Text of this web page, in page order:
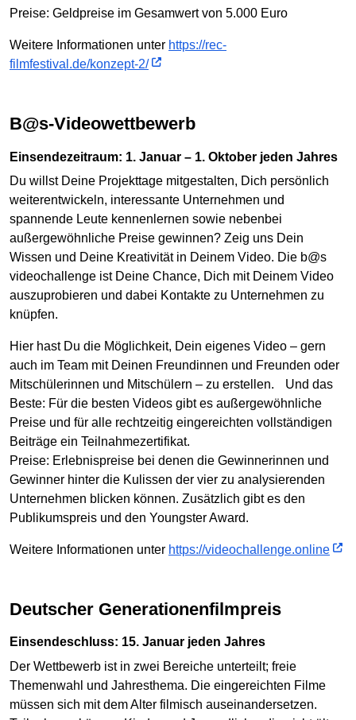
Preise: Geldpreise im Gesamwert von 5.000 Euro
Weitere Informationen unter https://rec-
filmfestival.de/konzept-2/
b@s-Videowettbewerb
Einsendezeitraum: 1. Januar – 1. Oktober jeden Jahres
Du willst Deine Projekttage mitgestalten, Dich persönlich
weiterentwickeln, interessante Unternehmen und
spannende Leute kennenlernen sowie nebenbei
außergewöhnliche Preise gewinnen? Zeig uns Dein
Wissen und Deine Kreativität in Deinem Video. Die b@s
videochallenge ist Deine Chance, Dich mit Deinem Video
auszuprobieren und dabei Kontakte zu Unternehmen zu
knüpfen.
Hier hast Du die Möglichkeit, Dein eigenes Video – gern
auch im Team mit Deinen Freundinnen und Freunden oder
Mitschülerinnen und Mitschülern – zu erstellen. Und das
Beste: Für die besten Videos gibt es außergewöhnliche
Preise und für alle rechtzeitig eingereichten vollständigen
Beiträge ein Teilnahmezertifikat.
Preise: Erlebnispreise bei denen die Gewinnerinnen und
Gewinner hinter die Kulissen der vier zu analysierenden
Unternehmen blicken können. Zusätzlich gibt es den
Publikumspreis und den Youngster Award.
Weitere Informationen unter https://videochallenge.online
Deutscher Generationenfilmpreis
Einsendeschluss: 15. Januar jeden Jahres
Der Wettbewerb ist in zwei Bereiche unterteilt; freie
Themenwahl und Jahresthema. Die eingereichten Filme
müssen sich mit dem Alter filmisch auseinandersetzen.